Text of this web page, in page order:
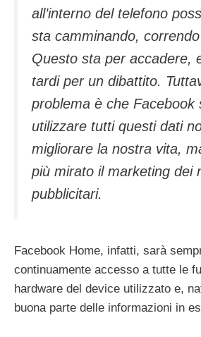
all’interno del telefono
sta camminando,
Questo sta per accadere,
tardi per un dibattito.
problema è che Facebook
utilizzare tutti questi dati
migliorare la nostra vita,
più mirato il marketing dei
pubblicitari.
Facebook Home, infatti, sarà
continuamente accesso a tutte le
hardware del device utilizzato e,
buona parte delle informazioni in